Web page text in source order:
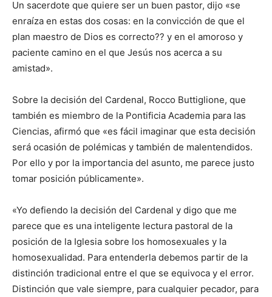
Un sacerdote que quiere ser un buen pastor, dijo «se
enraíza en estas dos cosas: en la convicción de que el
plan maestro de Dios es correcto?? y en el amoroso y
paciente camino en el que Jesús nos acerca a su
amistad».
Sobre la decisión del Cardenal, Rocco Buttiglione, que
también es miembro de la Pontificia Academia para las
Ciencias, afirmó que «es fácil imaginar que esta decisión
será ocasión de polémicas y también de malentendidos.
Por ello y por la importancia del asunto, me parece justo
tomar posición públicamente».
«Yo defiendo la decisión del Cardenal y digo que me
parece que es una inteligente lectura pastoral de la
posición de la Iglesia sobre los homosexuales y la
homosexualidad. Para entenderla debemos partir de la
distinción tradicional entre el que se equivoca y el error.
Distinción que vale siempre, para cualquier pecador, para